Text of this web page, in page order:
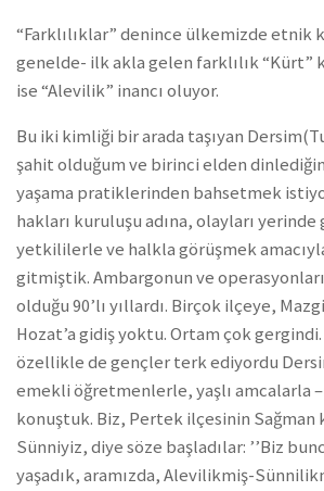
“Farklılıklar” denince ülkemizde etnik
genelde- ilk akla gelen farklılık “Kürt”
ise “Alevilik” inancı oluyor.
Bu iki kimliği bir arada taşıyan
şahit olduğum ve birinci elden
yaşama pratiklerinden bahsetmek
hakları kuruluşu adına, olayları
yetkililerle ve halkla görüşmek
gitmiştik. Ambargonun ve
olduğu 90’lı yıllardı. Birçok ilçeye,
Hozat’a gidiş yoktu. Ortam çok
özellikle de gençler terk ediyordu
emekli öğretmenlerle, yaşlı amcalarla
konuştuk. Biz, Pertek ilçesinin Sağman
Sünniyiz, diye söze başladılar: ’’Biz
yaşadık, aramızda, Alevilikmiş-